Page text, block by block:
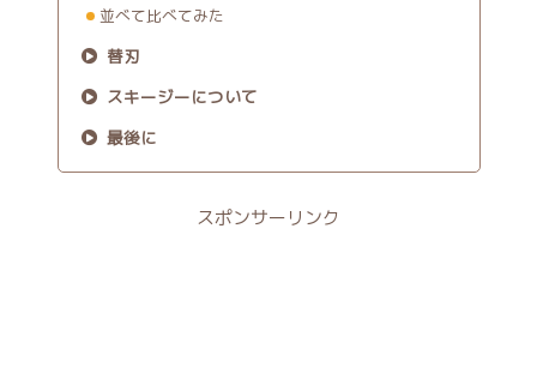
並べて比べてみた
替刃
スキージーについて
最後に
スポンサーリンク